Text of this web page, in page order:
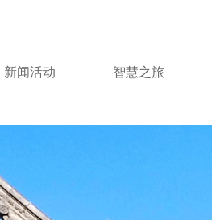
新闻活动 智慧之旅